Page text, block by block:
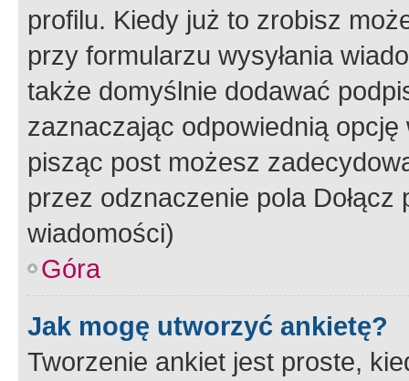
profilu. Kiedy już to zrobisz
przy formularzu wysyłania
także domyślnie dodawać
zaznaczając odpowiednią
pisząc post możesz
przez odznaczenie pola
wiadomości)
Góra
Jak mogę utworzyć ankietę?
Tworzenie ankiet jest proste,